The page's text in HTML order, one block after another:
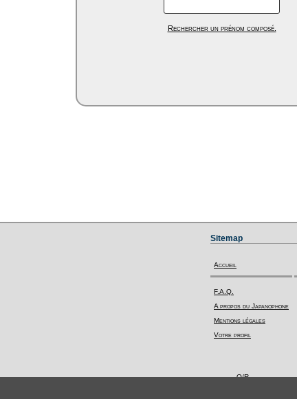
Rechercher un prénom composé.
Sitemap
Accueil
F.A.Q.
A propos du Japanophone
Mentions légales
Votre profil
Q/R